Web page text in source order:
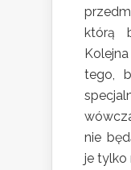
którą
tego,
nie
je tylko